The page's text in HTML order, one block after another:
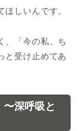
しいんです。
「今の私、ち
と受け止めてあ
深呼吸と